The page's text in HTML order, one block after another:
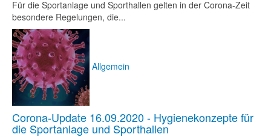
Für die Sportanlage und Sporthallen gelten in der Corona-Zeit
besondere Regelungen, die...
Allgemein
Corona-Update 16.09.2020 - Hygienekonzepte für
die Sportanlage und Sporthallen